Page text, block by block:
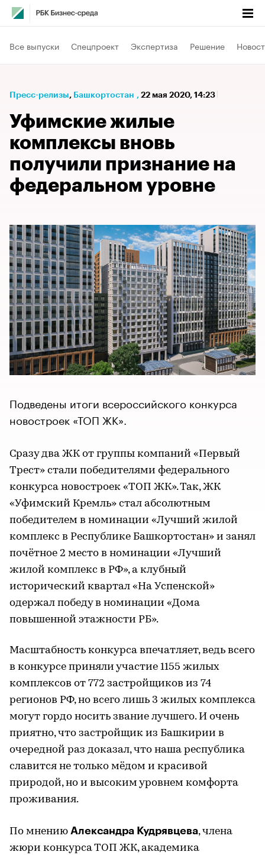
Все выпуски Спецпроект Экспертиза Решение
Пресс-релизы⁠, Башкортостан , 22 мая 2020, 14:23
Уфимские жилые
комплексы вновь
получили признание на
федеральном уровне
Подведены итоги всероссийского конкурса
новостроек «ТОП ЖК».
Сразу два ЖК от группы компаний «Первый
Трест» стали победителями федерального
конкурса новостроек «ТОП ЖК». Так, ЖК
«Уфимский Кремль» стал абсолютным
победителем в номинации «Лучший жилой
комплекс в Республике Башкортостан» и занял
почётное 2 место в номинации «Лучший
жилой комплекс в РФ», а клубный
исторический квартал «На Успенской»
одержал победу в номинации «Дома
повышенной этажности РБ».
Масштабность конкурса впечатляет, ведь всего
в конкурсе приняли участие 1155 жилых
комплексов от 772 застройщиков из 74
регионов РФ, но всего лишь 3 жилых комплекса
могут гордо носить звание лучшего. И очень
приятно, что застройщик из Башкирии в
очередной раз доказал, что наша республика
славится не только мёдом и красивой
природой, но и высоким уровнем комфорта
проживания.
По мнению Александра Кудрявцева, члена
жюри конкурса ТОП ЖК, академика